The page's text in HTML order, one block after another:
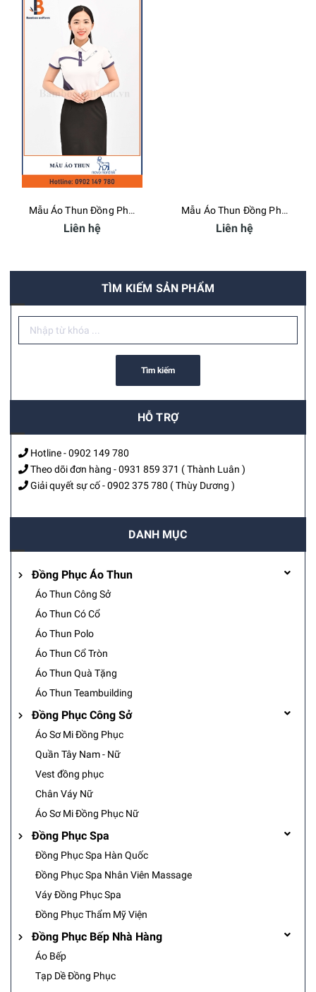
Mẫu Áo Thun Đồng Phục Novo Nordisk - Bamboo Uniform
Liên hệ
Mẫu Áo Thun Đồng Phục New Image - Bamboo Uniform
Liên hệ
TÌM KIẾM SẢN PHẨM
Tìm kiếm
HỖ TRỢ
Hotline -0902 149 780
Theo dõi đơn hàng -0931 859 371 ( Thành Luân )
Giải quyết sự cố -0902 375 780 ( Thùy Dương )
DANH MỤC
Đồng Phục Áo Thun
Áo Thun Công Sở
Áo Thun Có Cổ
Áo Thun Polo
Áo Thun Cổ Tròn
Áo Thun Quà Tặng
Áo Thun Teambuilding
Đồng Phục Công Sở
Áo Sơ Mi Đồng Phục
Quần Tây Nam - Nữ
Vest đồng phục
Chân Váy Nữ
Áo Sơ Mi Đồng Phục Nữ
Đồng Phục Spa
Đồng Phục Spa Hàn Quốc
Đồng Phục Spa Nhân Viên Massage
Váy Đồng Phục Spa
Đồng Phục Thẩm Mỹ Viện
Đồng Phục Bếp Nhà Hàng
Áo Bếp
Tạp Dề Đồng Phục